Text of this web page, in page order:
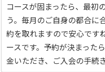
コースが固まったら、最初
う。毎月のご自身の都合に
約を取れますので安心です
ースです。予約が決まった
金いただき、ご入会の手続